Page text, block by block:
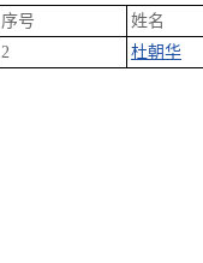
序号 姓名
2 杜朝华